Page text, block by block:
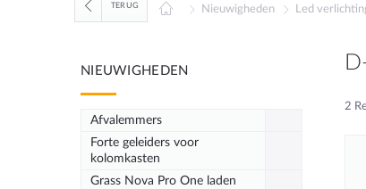
TERUG Nieuwigheden Led
NIEUWIGHEDEN
Afvalemmers
Forte geleiders voor
kolomkasten
Grass Nova Pro One laden
2